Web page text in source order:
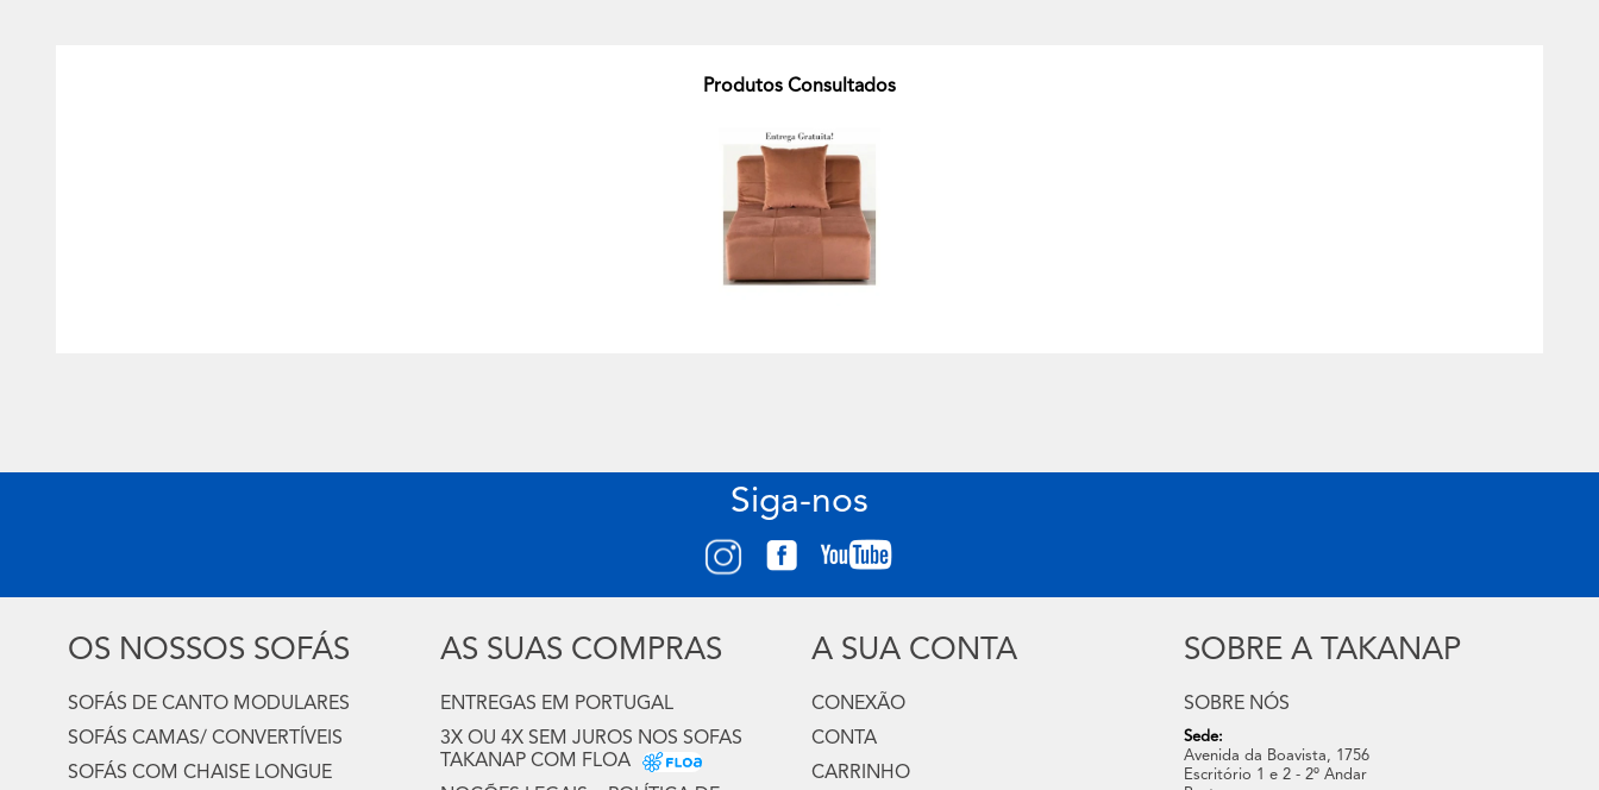
Produtos Consultados
Siga-nos
OS NOSSOS SOFÁS
SOFÁS DE CANTO MODULARES
SOFÁS CAMAS/ CONVERTÍVEIS
SOFÁS COM CHAISE LONGUE
AS SUAS COMPRAS
ENTREGAS EM PORTUGAL
3X OU 4X SEM JUROS NOS SOFAS
TAKANAP COM FLOA
A SUA CONTA
CONEXÃO
CONTA
CARRINHO
SOBRE A TAKANAP
SOBRE NÓS
Sede:
Avenida da Boavista, 1756
Escritório 1 e 2 - 2º Andar